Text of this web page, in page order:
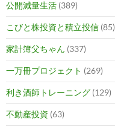
公開減量生活 (389)
こびと株投資と積立投信 (85)
家計簿父ちゃん (337)
一万冊プロジェクト (269)
利き酒師トレーニング (129)
不動産投資 (63)